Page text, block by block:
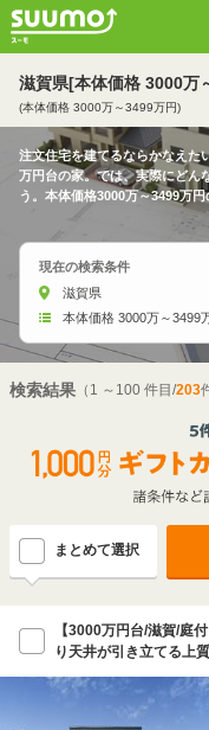
滋賀県[本体価格 3000万
(本体価格 3000万～3499万円)
注文住宅を建てるならかなえた
万円台の家。では、実際にどん
う。本体価格3000万～3499万円
現在の検索条件
滋賀県
本体価格 3000万～3499
検索結果 （1 ～100 件目/203
まとめて選択
【3000万円台/滋賀/庭
り天井が引き立てる上